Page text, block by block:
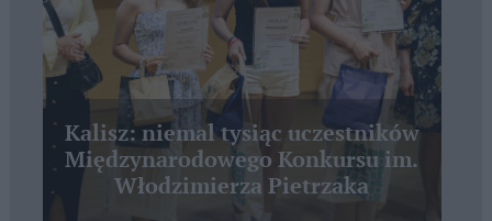
Kalisz: niemal tysiąc uczestników
Międzynarodowego Konkursu im.
Włodzimierza Pietrzaka